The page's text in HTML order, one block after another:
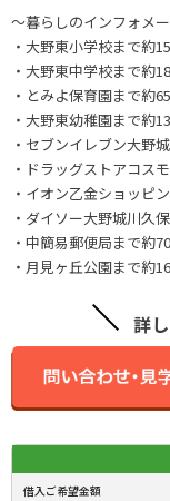
～暮らしのインフォメ
・大野東小学校まで約
・大野東中学校まで約
・とみよ保育園まで約
・大野東幼稚園まで約
・セブンイレブン大野
・ドラッグストアコス
・イオン乙金ショッピ
・ダイソー大野城川久
・中簡易郵便局まで約
・月見ヶ丘公園まで約
詳
借入ご希望金額